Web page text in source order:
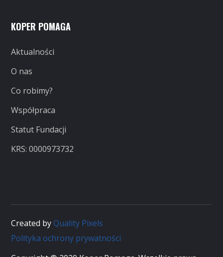
KOPER POMAGA
Aktualności
O nas
Co robimy?
Współpraca
Statut Fundacji
KRS: 0000973732
Created byQuality Pixels
Polityka ochrony prywatności